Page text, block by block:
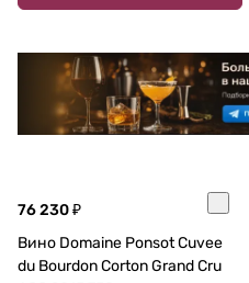
76 230 ₽
Вино Domaine Ponsot Cuvee
du Bourdon Corton Grand Cru